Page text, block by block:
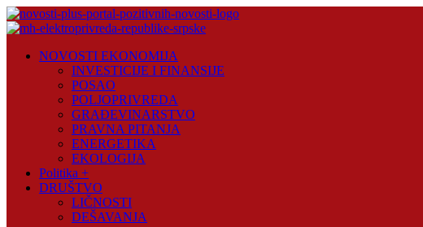
Skip
to
Plus
NOVOSTI EKONOMIJA
INVESTICIJE I FINANSIJE
POSAO
POLJOPRIVREDA
GRAĐEVINARSTVO
PRAVNA PITANJA
ENERGETIKA
EKOLOGIJA
Politika +
DRUŠTVO
LIČNOSTI
DEŠAVANJA